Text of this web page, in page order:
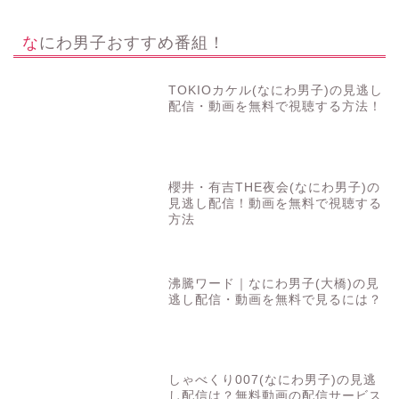
なにわ男子おすすめ番組！
TOKIOカケル(なにわ男子)の見逃し
配信・動画を無料で視聴する方法！
櫻井・有吉THE夜会(なにわ男子)の
見逃し配信！動画を無料で視聴する
方法
沸騰ワード｜なにわ男子(大橋)の見
逃し配信・動画を無料で見るには？
しゃべくり007(なにわ男子)の見逃
し配信は？無料動画の配信サービス